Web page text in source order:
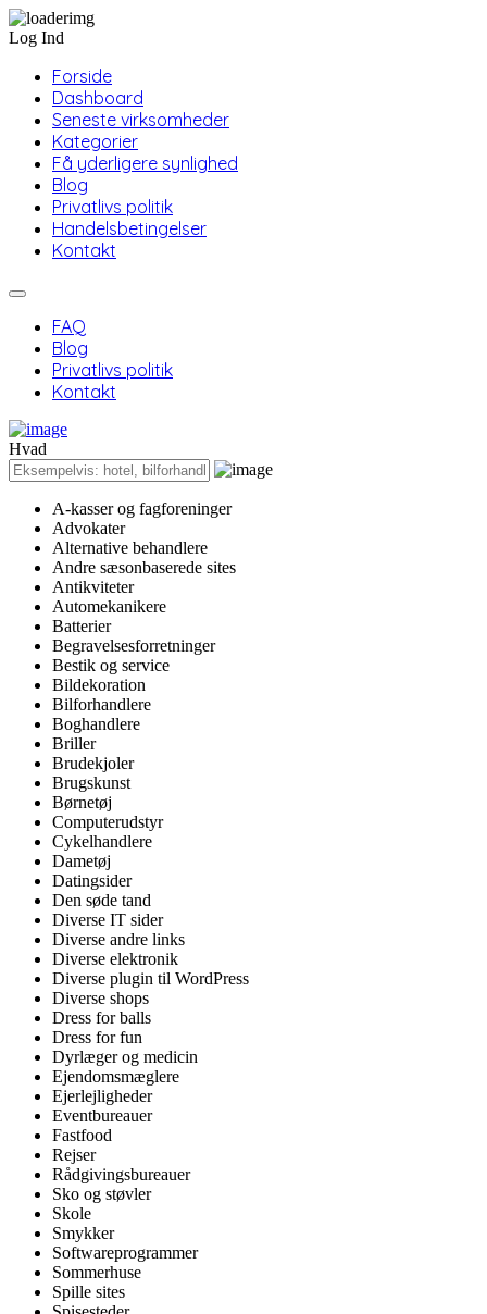
Log Ind
Forside
Dashboard
Seneste virksomheder
Kategorier
Få yderligere synlighed
Blog
Privatlivs politik
Handelsbetingelser
Kontakt
FAQ
Blog
Privatlivs politik
Kontakt
Hvad
A-kasser og fagforeninger
Advokater
Alternative behandlere
Andre sæsonbaserede sites
Antikviteter
Automekanikere
Batterier
Begravelsesforretninger
Bestik og service
Bildekoration
Bilforhandlere
Boghandlere
Briller
Brudekjoler
Brugskunst
Børnetøj
Computerudstyr
Cykelhandlere
Dametøj
Datingsider
Den søde tand
Diverse IT sider
Diverse andre links
Diverse elektronik
Diverse plugin til WordPress
Diverse shops
Dress for balls
Dress for fun
Dyrlæger og medicin
Ejendomsmæglere
Ejerlejligheder
Eventbureauer
Fastfood
Rejser
Rådgivingsbureauer
Sko og støvler
Skole
Smykker
Softwareprogrammer
Sommerhuse
Spille sites